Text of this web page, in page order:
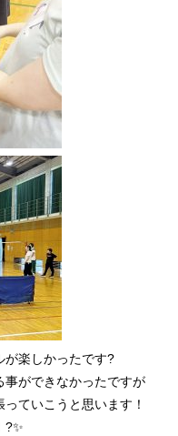
が楽しかったです?
ができなかったですが
ていこうと思います！
?✨